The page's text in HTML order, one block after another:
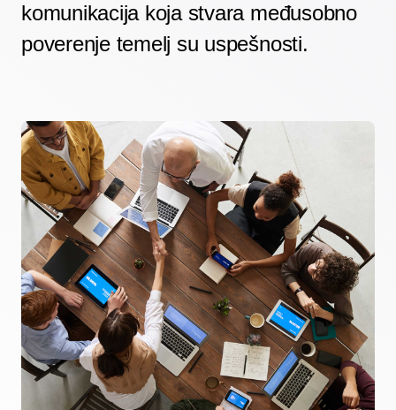
komunikacija koja stvara međusobno
poverenje temelj su uspešnosti.